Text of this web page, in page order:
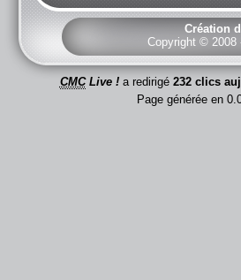
Création
Copyright © 2008
CMCLive !a redirigé 232 clics
Page générée en